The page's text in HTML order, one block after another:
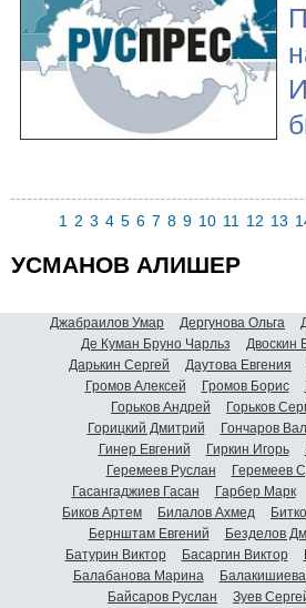
1 2 3 4 5 6 7 8 9 10 11 12 13
УСМАНОВ АЛИШЕР
Джабраилов Умар Дергунова Ольга
Де Куман Бруно Чарльз
Двоскин
Дарькин Сергей
Даутова Евгения
Громов Алексей
Громов Борис
Горьков Андрей
Горьков
Горицкий Дмитрий
Гончаров
Гинер Евгений
Гиркин Игорь
Геремеев Руслан
Геремеев
Гасангаджиев Гасан
Гарбер Марк
Биков Артем
Билалов Ахмед
Бернштам Евгений
Безделов
Батурин Виктор
Басаргин Виктор
Балабанова Марина
Байсаров Руслан
Зуев